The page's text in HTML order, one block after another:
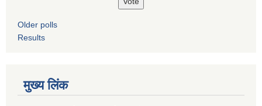
Older polls
Results
मुख्य लिंक